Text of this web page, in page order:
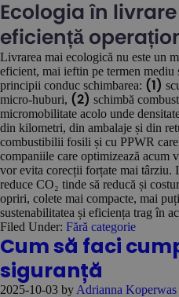
Ecologia în
eficiență
Livrarea mai ecologică nu este un
eficient, mai ieftin pe termen
principii conduc schimbarea: (1)
micro-huburi, (2) schimbă
micromobilitate acolo unde
din kilometri, din ambalaje și din
combustibilii fosili și cu PPWR
companiile care optimizează acum
vor evita corecții forțate mai târziu.
reduce CO₂ tinde să reducă și
opriri, colete mai compacte, mai
sustenabilitatea și eficiența trag în
Filed Under: Fără categorie
Cum să faci
siguranță
2025-10-03 by Adrianna Koperwas